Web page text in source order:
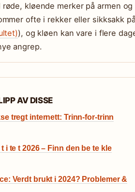
røde, kløende merker på armen
ofte i rekker eller sikksakk
), og kløen kan vare i flere
angrep.
AV DISSE
tregt internett: Trinn-for-trinn
i te t 2026 – Finn den be te kle
Verdt brukt i 2024? Problemer &